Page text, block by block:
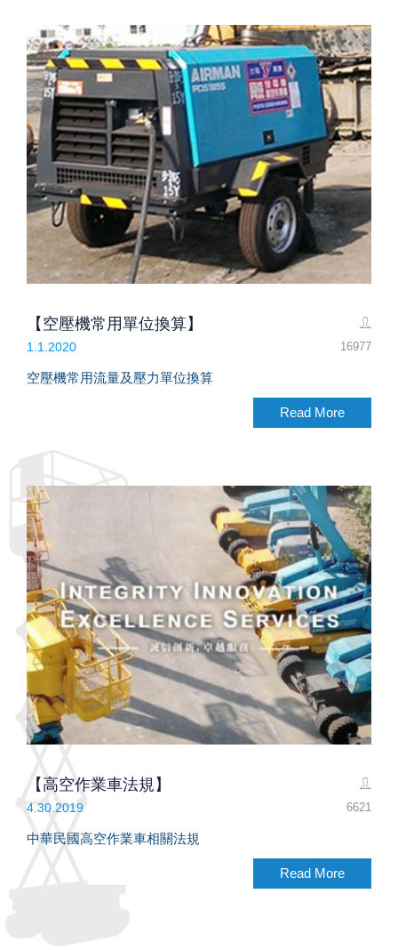
16977
【空壓機常用單位換算】
1.1.2020
空壓機常用流量及壓力單位換算
Read More
6621
【高空作業車法規】
4.30.2019
中華民國高空作業車相關法規
Read More